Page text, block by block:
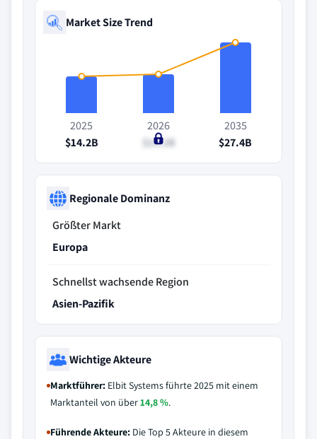
Market Size Trend
2025
$14.2B
2026
$15.2B
2035
$27.4B
Regionale Dominanz
Größter Markt
Europa
Schnellst wachsende Region
Asien-Pazifik
Wichtige Akteure
Marktführer: Elbit Systems führte 2025 mit einem
Marktanteil von über14,8 %.
Führende Akteure: Die Top 5 Akteure in diesem